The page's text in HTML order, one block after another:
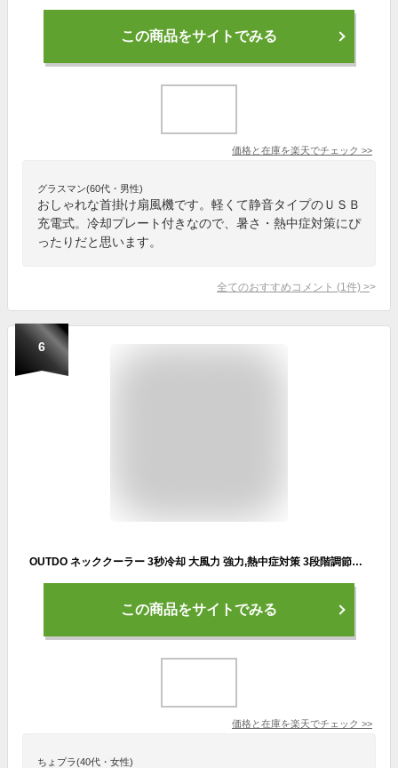
この商品をサイトでみる
価格と在庫を楽天でチェック >>
グラスマン(60代・男性)
おしゃれな首掛け扇風機です。軽くて静音タイプのＵＳＢ
充電式。冷却プレート付きなので、暑さ・熱中症対策にぴ
ったりだと思います。
全てのおすすめコメント (1 件) >
6
OUTDO ネッククーラー 3秒冷却 大風力 強力,熱中症対策 3段階調節可 16時間連続使用 首掛け扇風機,冷却プレート付き 角度調整可能 ミニファン,屋外作業/スポーツ/旅行/プレゼント/ギフト/オフィス用 2022新型 (白)
この商品をサイトでみる
価格と在庫を楽天でチェック >>
ちょプラ(40代・女性)